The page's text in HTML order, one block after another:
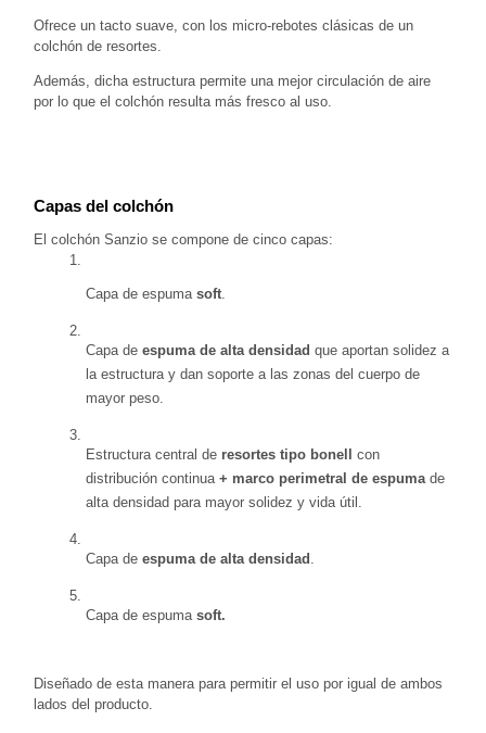
Ofrece un tacto suave, con los micro-rebotes clásicas de un
colchón de resortes.
Además, dicha estructura permite una mejor circulación de aire
por lo que el colchón resulta más fresco al uso.
Capas del colchón
El colchón Sanzio se compone de cinco capas:
Capa de espuma soft
Capa de espuma de alta densidad que aportan solidez a
la estructura y dan soporte a las zonas del cuerpo de
mayor peso.
Estructura central de resortes tipo bonell con
distribución continua + marco perimetral de espuma de
alta densidad para mayor solidez y vida útil.
Capa de espuma de alta densidad
Capa de espuma soft.
Diseñado de esta manera para permitir el uso por igual de ambos
lados del producto.